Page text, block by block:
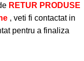
RETUR PRODUSE
, veti fi contactat in
pentru a finaliza